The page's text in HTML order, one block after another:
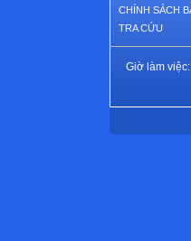
CHÍNH SÁCH
TRA CỨU
Giờ làm